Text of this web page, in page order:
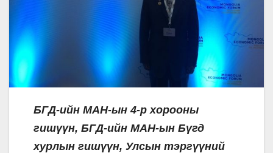
БГД-ийн МАН-ын 4-р хорооны
гишүүн, БГД-ийн МАН-ын Бүгд
хурлын гишүүн, Улсын тэргүүний